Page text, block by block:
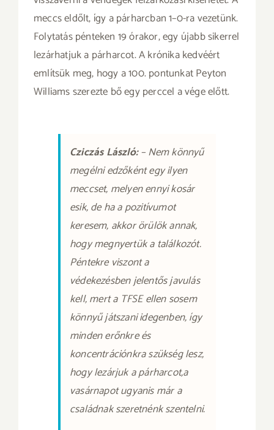
meccs eldőlt, így a párharcban 1–0-ra vezetünk.
Folytatás pénteken 19 órakor, egy újabb sikerrel
lezárhatjuk a párharcot. A krónika kedvéért
említsük meg, hogy a 100. pontunkat Peyton
Williams szerezte bő egy perccel a vége előtt.
Cziczás László:–Nem könnyű
megélni edzőként egy ilyen
meccset, melyen ennyi kosár
esik, de ha a pozitívumot
keresem, akkor örülök annak,
hogy megnyertük a találkozót.
Péntekre viszont a
védekezésben jelentős javulás
kell, mert a TFSE ellen sosem
könnyű játszani idegenben, így
minden erőnkre és
koncentrációnkra szükség lesz,
hogy lezárjuk a párharcot,a
vasárnapot ugyanis már a
családnak szeretnénk szentelni.